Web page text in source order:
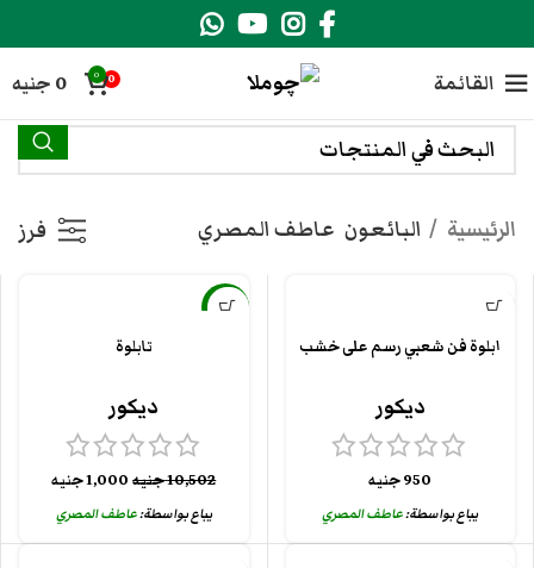
القائمة 0
0
0 جنيه
الرئيسية البائعون عاطف المصري فرز
ابلوة فن شعبي رسم على خشب
ديكور
950جنيه
يباع بواسطة:عاطف المصري
-90%
تابلوة
ديكور
10,502جنيه 1,000جنيه
يباع بواسطة:عاطف المصري